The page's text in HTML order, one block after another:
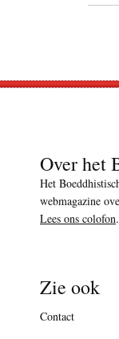
Over het
Het
webmagazine
Lees ons colofon.
Zie ook
Contact